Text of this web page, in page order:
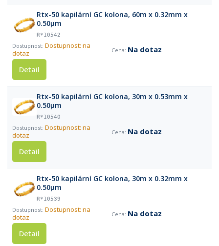
Rtx-50 kapilární GC kolona, 60m x 0.32mm x
0.50µm
R*10542
Dostupnost: na
dotaz
Na dotaz
Detail
Rtx-50 kapilární GC kolona, 30m x 0.53mm x
0.50µm
R*10540
Dostupnost: na
dotaz
Na dotaz
Detail
Rtx-50 kapilární GC kolona, 30m x 0.32mm x
0.50µm
R*10539
Dostupnost: na
dotaz
Na dotaz
Detail